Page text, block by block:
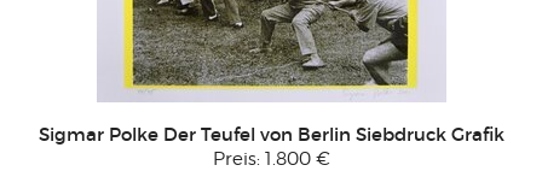
Sigmar Polke Der Teufel von Berlin Siebdruck Grafik
Preis: 1.800 €